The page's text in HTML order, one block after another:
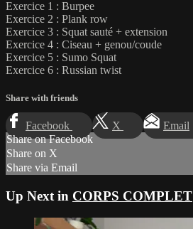
Exercice 1 : Burpee
Exercice 2 : Plank row
Exercice 3 : Squat sauté + extension
Exercice 4 : Ciseau + genou/coude
Exercice 5 : Sumo Squat
Exercice 6 : Russian twist
Share with friends
Facebook X
Email
Share on Facebook
Share on X
Share via Email
Up Next in CORPS COMPLET